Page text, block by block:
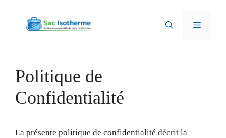
contenu
Menu
Politique de
Confidentialité
La présente politique de confidentialité décrit la